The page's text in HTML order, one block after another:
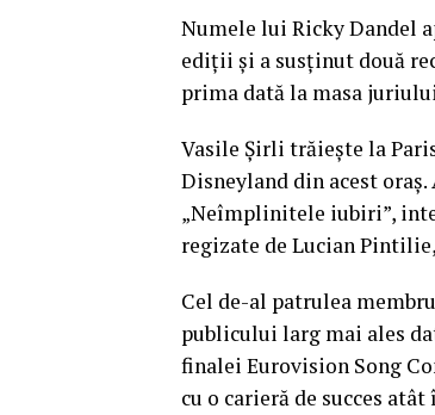
Numele lui Ricky Dandel
ediţii şi a susţinut două
prima dată la masa
Vasile Şirli trăieşte la
Disneyland din acest
„Neîmplinitele iubiri”,
regizate de Lucian
Cel de-al patrulea
publicului larg mai ales
finalei Eurovision Song
cu o carieră de succes